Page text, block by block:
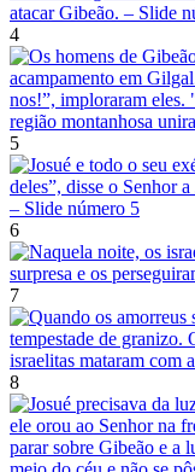
4
5
6
7
8